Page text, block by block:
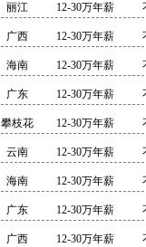
丽江 12-30万年薪
广西 12-30万年薪
海南 12-30万年薪
广东 12-30万年薪
攀枝花 12-30万年薪
云南 12-30万年薪
海南 12-30万年薪
广东 12-30万年薪
广西 12-30万年薪